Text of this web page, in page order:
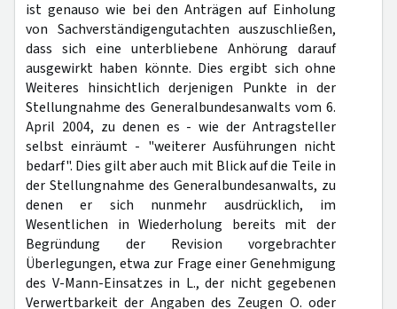
ist genauso wie bei den Anträgen auf Einholung
von Sachverständigengutachten auszuschließen,
dass sich eine unterbliebene Anhörung darauf
ausgewirkt haben könnte. Dies ergibt sich ohne
Weiteres hinsichtlich derjenigen Punkte in der
Stellungnahme des Generalbundesanwalts vom 6.
April 2004, zu denen es - wie der Antragsteller
selbst einräumt - "weiterer Ausführungen nicht
bedarf". Dies gilt aber auch mit Blick auf die Teile in
der Stellungnahme des Generalbundesanwalts, zu
denen er sich nunmehr ausdrücklich, im
Wesentlichen in Wiederholung bereits mit der
Begründung der Revision vorgebrachter
Überlegungen, etwa zur Frage einer Genehmigung
des V-Mann-Einsatzes in L., der nicht gegebenen
Verwertbarkeit der Angaben des Zeugen O. oder